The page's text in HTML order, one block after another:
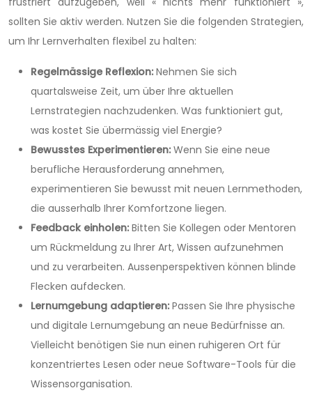
sollten Sie aktiv werden. Nutzen Sie die folgenden Strategien,
um Ihr Lernverhalten flexibel zu halten:
Regelmässige Reflexion: Nehmen Sie sich
quartalsweise Zeit, um über Ihre aktuellen
Lernstrategien nachzudenken. Was funktioniert gut,
was kostet Sie übermässig viel Energie?
Bewusstes Experimentieren: Wenn Sie eine neue
berufliche Herausforderung annehmen,
experimentieren Sie bewusst mit neuen Lernmethoden,
die ausserhalb Ihrer Komfortzone liegen.
Feedback einholen: Bitten Sie Kollegen oder Mentoren
um Rückmeldung zu Ihrer Art, Wissen aufzunehmen
und zu verarbeiten. Aussenperspektiven können blinde
Flecken aufdecken.
Lernumgebung adaptieren: Passen Sie Ihre physische
und digitale Lernumgebung an neue Bedürfnisse an.
Vielleicht benötigen Sie nun einen ruhigeren Ort für
konzentriertes Lesen oder neue Software-Tools für die
Wissensorganisation.